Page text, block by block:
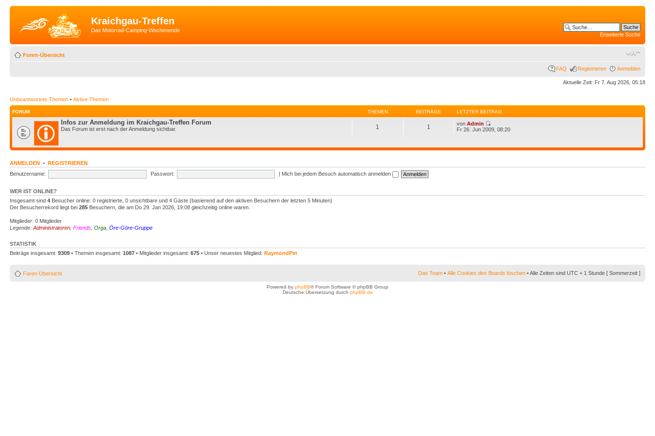
Kraichgau-Treffen
Das Motorrad-Camping-Wochenende
Erweiterte Suche
Foren-Übersicht
FAQ Registrieren Anmelden
Aktuelle Zeit: Fr 7. Aug 2026, 05:18
Unbeantwortete Themen • Aktive Themen
FORUM THEMEN BEITRÄGE LETZTER BEITRAG
Infos zur Anmeldung im Kraichgau-Treffen Forum
Das Forum ist erst nach der Anmeldung sichtbar. 1 1 vonAdmin
Fr 26. Jun 2009, 08:20
ANMELDEN • REGISTRIEREN
Benutzername:
Passwort: | Mich bei jedem Besuch automatisch anmelden
WER IST ONLINE?
Insgesamt sind 4 Besucher online: 0 registrierte, 0 unsichtbare und 4 Gäste (basierend auf den aktiven Besuchern der letzten 5 Minuten)
Der Besucherrekord liegt bei 285 Besuchern, die am Do 29. Jan 2026, 19:08 gleichzeitig online waren.
Mitglieder: 0 Mitglieder
Legende: Administratoren Friends Orga Öre-Göre-Gruppe
STATISTIK
Beiträge insgesamt: 9309 • Themen insgesamt: 1087 • Mitglieder insgesamt: 675 • Unser neuestes Mitglied: RaymondPet
Foren-Übersicht Das Team • Alle Cookies des Boards löschen • Alle Zeiten sind UTC + 1 Stunde [ Sommerzeit ]
Powered by phpBB® Forum Software © phpBB Group
Deutsche Übersetzung durch phpBB.de